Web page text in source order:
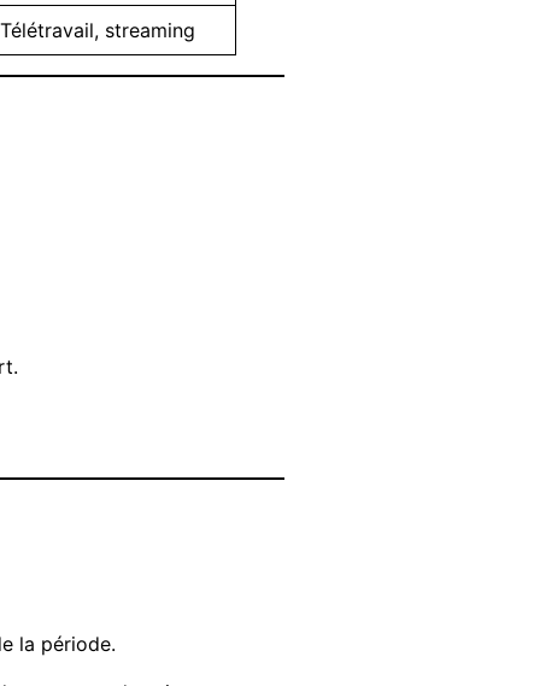
Télétravail, streaming
la période.